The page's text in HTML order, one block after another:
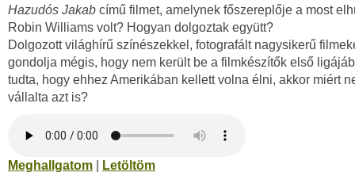
Hazudós Jakab című filmet, amelynek főszereplője a most
Robin Williams volt? Hogyan dolgoztak együtt?
Dolgozott világhírű színészekkel, fotografált nagysikerű
gondolja mégis, hogy nem került be a filmkészítők első
tudta, hogy ehhez Amerikában kellett volna élni, akkor miért
vállalta azt is?
Meghallgatom
Letöltöm